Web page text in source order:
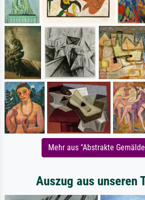
Mehr aus "Abstrakte
Auszug aus unseren